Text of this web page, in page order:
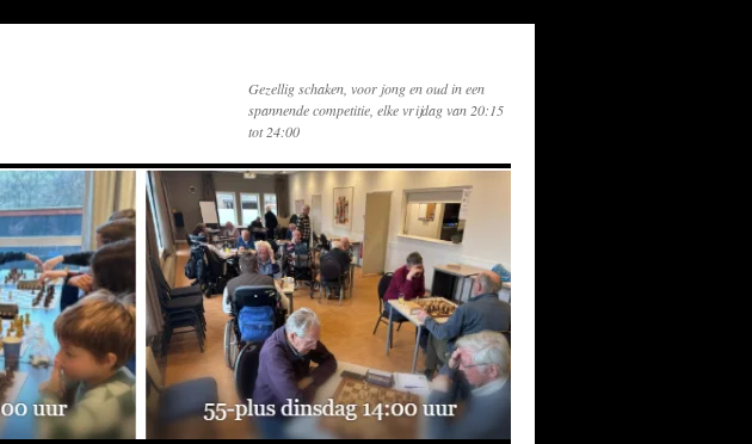
Gezellig schaken, voor jong en oud in een
spannende competitie, elke vrijdag van 20:15
tot 24:00